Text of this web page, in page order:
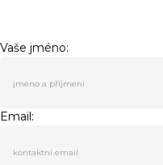
Vaše jméno:
Email: